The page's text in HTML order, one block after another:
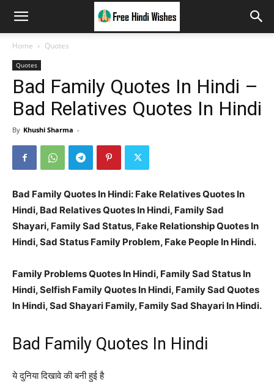
Home Quotes
Quotes
Bad Family Quotes In Hindi –
Bad Relatives Quotes In Hindi
By Khushi Sharma -
Bad Family Quotes In Hindi: Fake Relatives Quotes In
Hindi, Bad Relatives Quotes In Hindi, Family Sad
Shayari, Family Sad Status, Fake Relationship Quotes In
Hindi, Sad Status Family Problem, Fake People In Hindi.
Family Problems Quotes In Hindi, Family Sad Status In
Hindi, Selfish Family Quotes In Hindi, Family Sad Quotes
In Hindi, Sad Shayari Family, Family Sad Shayari In Hindi.
Bad Family Quotes In Hindi
ये दुनिया दिखावे की बनी हुई है